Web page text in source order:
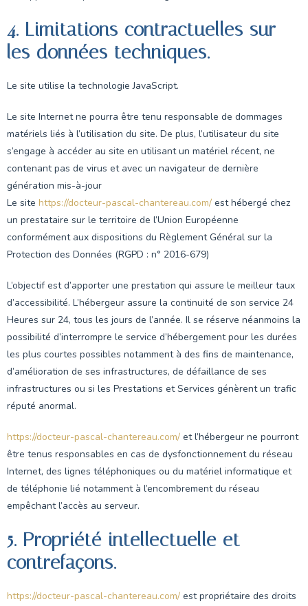
4. Limitations contractuelles sur
les données techniques.
Le site utilise la technologie JavaScript.
Le site Internet ne pourra être tenu responsable de dommages
matériels liés à l’utilisation du site. De plus, l’utilisateur du site
s’engage à accéder au site en utilisant un matériel récent, ne
contenant pas de virus et avec un navigateur de dernière
génération mis-à-jour
Le site https://docteur-pascal-chantereau.com/ est hébergé chez
un prestataire sur le territoire de l’Union Européenne
conformément aux dispositions du Règlement Général sur la
Protection des Données (RGPD : n° 2016-679)
L’objectif est d’apporter une prestation qui assure le meilleur taux
d’accessibilité. L’hébergeur assure la continuité de son service 24
Heures sur 24, tous les jours de l’année. Il se réserve néanmoins la
possibilité d’interrompre le service d’hébergement pour les durées
les plus courtes possibles notamment à des fins de maintenance,
d’amélioration de ses infrastructures, de défaillance de ses
infrastructures ou si les Prestations et Services génèrent un trafic
réputé anormal.
https://docteur-pascal-chantereau.com/ et l’hébergeur ne pourront
être tenus responsables en cas de dysfonctionnement du réseau
Internet, des lignes téléphoniques ou du matériel informatique et
de téléphonie lié notamment à l’encombrement du réseau
empêchant l’accès au serveur.
5. Propriété intellectuelle et
contrefaçons.
https://docteur-pascal-chantereau.com/ est propriétaire des droits